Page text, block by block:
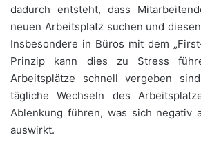
dadurch entsteht, dass
neuen Arbeitsplatz suchen und
Insbesondere in Büros mit dem
Prinzip kann dies zu Stress
Arbeitsplätze schnell vergeben
tägliche Wechseln des
Ablenkung führen, was sich negativ
auswirkt.